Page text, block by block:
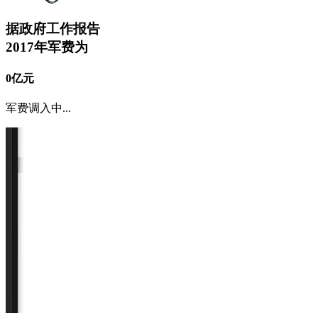
据政府工作报告
2017年军费为
0亿元
军费调入中...